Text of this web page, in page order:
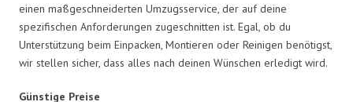
einen maßgeschneiderten Umzugsservice, der auf deine
spezifischen Anforderungen zugeschnitten ist. Egal, ob du
Unterstützung beim Einpacken, Montieren oder Reinigen benötigst,
wir stellen sicher, dass alles nach deinen Wünschen erledigt wird.
Günstige Preise